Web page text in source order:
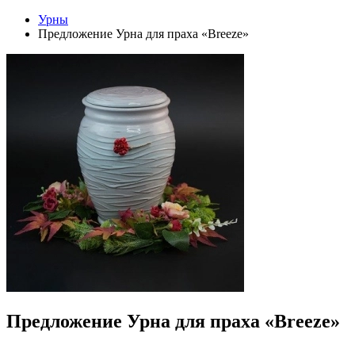
Урны
Предложение Урна для праха «Breeze»
Предложение Урна для праха «Breeze»